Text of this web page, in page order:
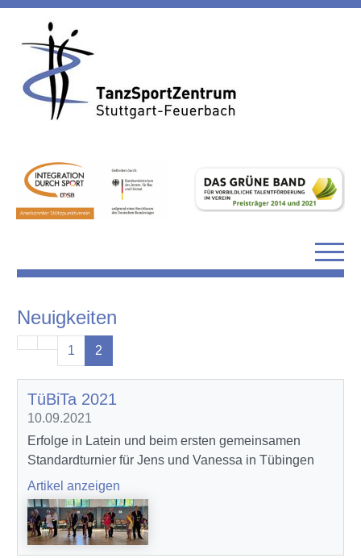
Neuigkeiten
1 2
TüBiTa 2021
10.09.2021
Erfolge in Latein und beim ersten gemeinsamen
Standardturnier für Jens und Vanessa in Tübingen
Artikel anzeigen